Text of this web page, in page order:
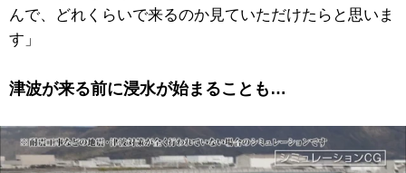
んで、どれくらいで来るのか見ていただけたらと思いま
す」
津波が来る前に浸水が始まることも…